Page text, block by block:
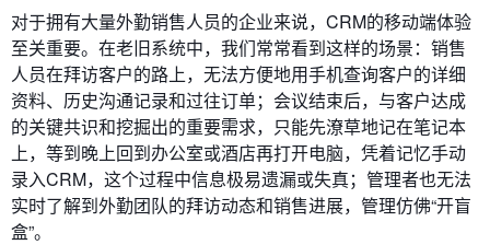
对于拥有大量外勤销售人员的企业来说，CRM的移动端体验
至关重要。在老旧系统中，我们常常看到这样的场景：销售
人员在拜访客户的路上，无法方便地用手机查询客户的详细
资料、历史沟通记录和过往订单；会议结束后，与客户达成
的关键共识和挖掘出的重要需求，只能先潦草地记在笔记本
上，等到晚上回到办公室或酒店再打开电脑，凭着记忆手动
录入CRM，这个过程中信息极易遗漏或失真；管理者也无法
实时了解到外勤团队的拜访动态和销售进展，管理仿佛“开盲
盒”。